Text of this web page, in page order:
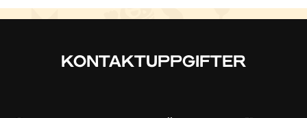
KONTAKTUPPGIFTER